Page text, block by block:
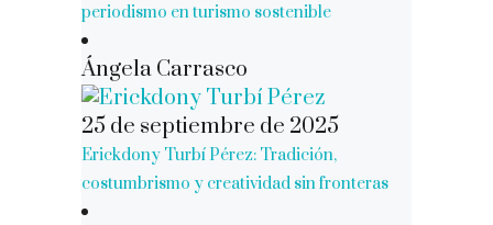
periodismo en turismo sostenible
Ángela Carrasco
25 de septiembre de 2025
Erickdony Turbí Pérez: Tradición,
costumbrismo y creatividad sin fronteras